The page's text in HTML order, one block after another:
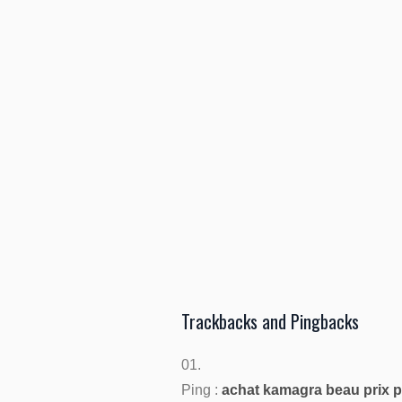
Trackbacks and Pingbacks
Ping : achat kamagra beau prix